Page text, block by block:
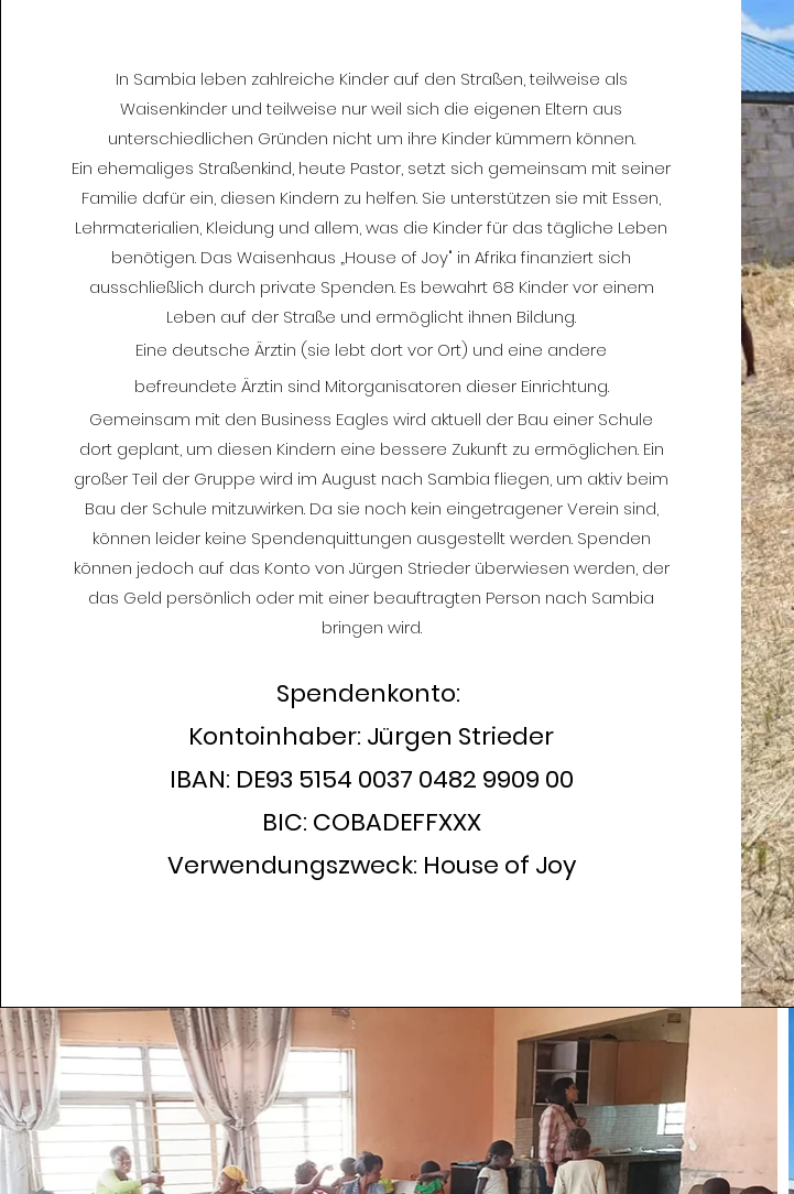
In Sambia leben zahlreiche Kinder auf den Straßen, teilweise als
Waisenkinder und teilweise nur weil sich die eigenen Eltern aus
unterschiedlichen Gründen nicht um ihre Kinder kümmern können.
Ein ehemaliges Straßenkind, heute Pastor, setzt sich gemeinsam mit seiner
Familie dafür ein, diesen Kindern zu helfen. Sie unterstützen sie mit Essen,
Lehrmaterialien, Kleidung und allem, was die Kinder für das tägliche Leben
benötigen. Das Waisenhaus „House of Joy" in Afrika finanziert sich
ausschließlich durch private Spenden. Es bewahrt 68 Kinder vor einem
Leben auf der Straße und ermöglicht ihnen Bildung.
Eine deutsche Ärztin (sie lebt dort vor Ort) und eine andere
befreundete Ärztin sind Mitorganisatoren dieser Einrichtung.
Gemeinsam mit den Business Eagles wird aktuell der Bau einer Schule
dort geplant, um diesen Kindern eine bessere Zukunft zu ermöglichen. Ein
großer Teil der Gruppe wird im August nach Sambia fliegen, um aktiv beim
Bau der Schule mitzuwirken. Da sie noch kein eingetragener Verein sind,
können leider keine Spendenquittungen ausgestellt werden. Spenden
können jedoch auf das Konto von Jürgen Strieder überwiesen werden, der
das Geld persönlich oder mit einer beauftragten Person nach Sambia
bringen wird.
Spendenkonto:
Kontoinhaber: Jürgen Strieder
IBAN: DE93 5154 0037 0482 9909 00
BIC: COBADEFFXXX
Verwendungszweck: House of Joy